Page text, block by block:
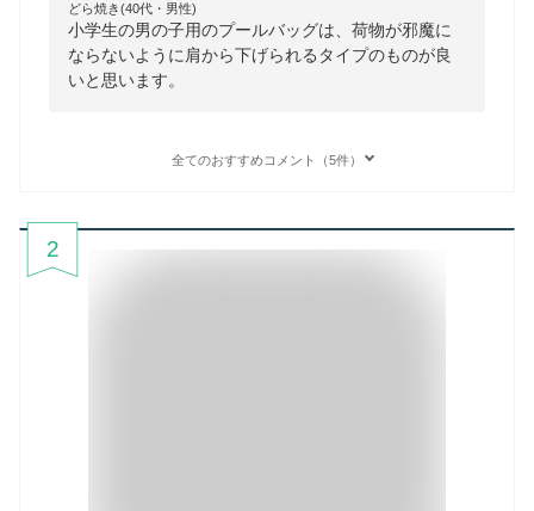
どら焼き(40代・男性)
小学生の男の子用のプールバッグは、荷物が邪魔に
ならないように肩から下げられるタイプのものが良
いと思います。
全てのおすすめコメント（5件）
2